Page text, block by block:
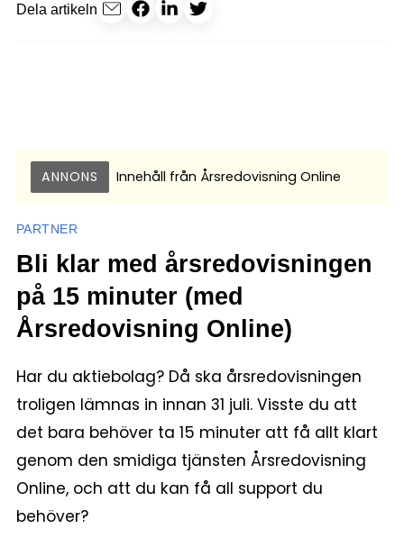
Dela artikeln
ANNONS Innehåll från Årsredovisning Online
PARTNER
Bli klar med årsredovisningen
på 15 minuter (med
Årsredovisning Online)
Har du aktiebolag? Då ska årsredovisningen
troligen lämnas in innan 31 juli. Visste du att
det bara behöver ta 15 minuter att få allt klart
genom den smidiga tjänsten Årsredovisning
Online, och att du kan få all support du
behöver?